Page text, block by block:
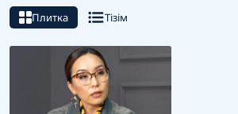
Плитка Тізім